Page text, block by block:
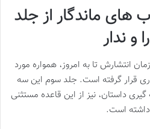
های ماندگار از جلد
و ندار
انتشارش تا به امروز، همواره مورد
قرار گرفته است. جلد سوم این سه
گیری داستان، نیز از این قاعده مستثنی
است.